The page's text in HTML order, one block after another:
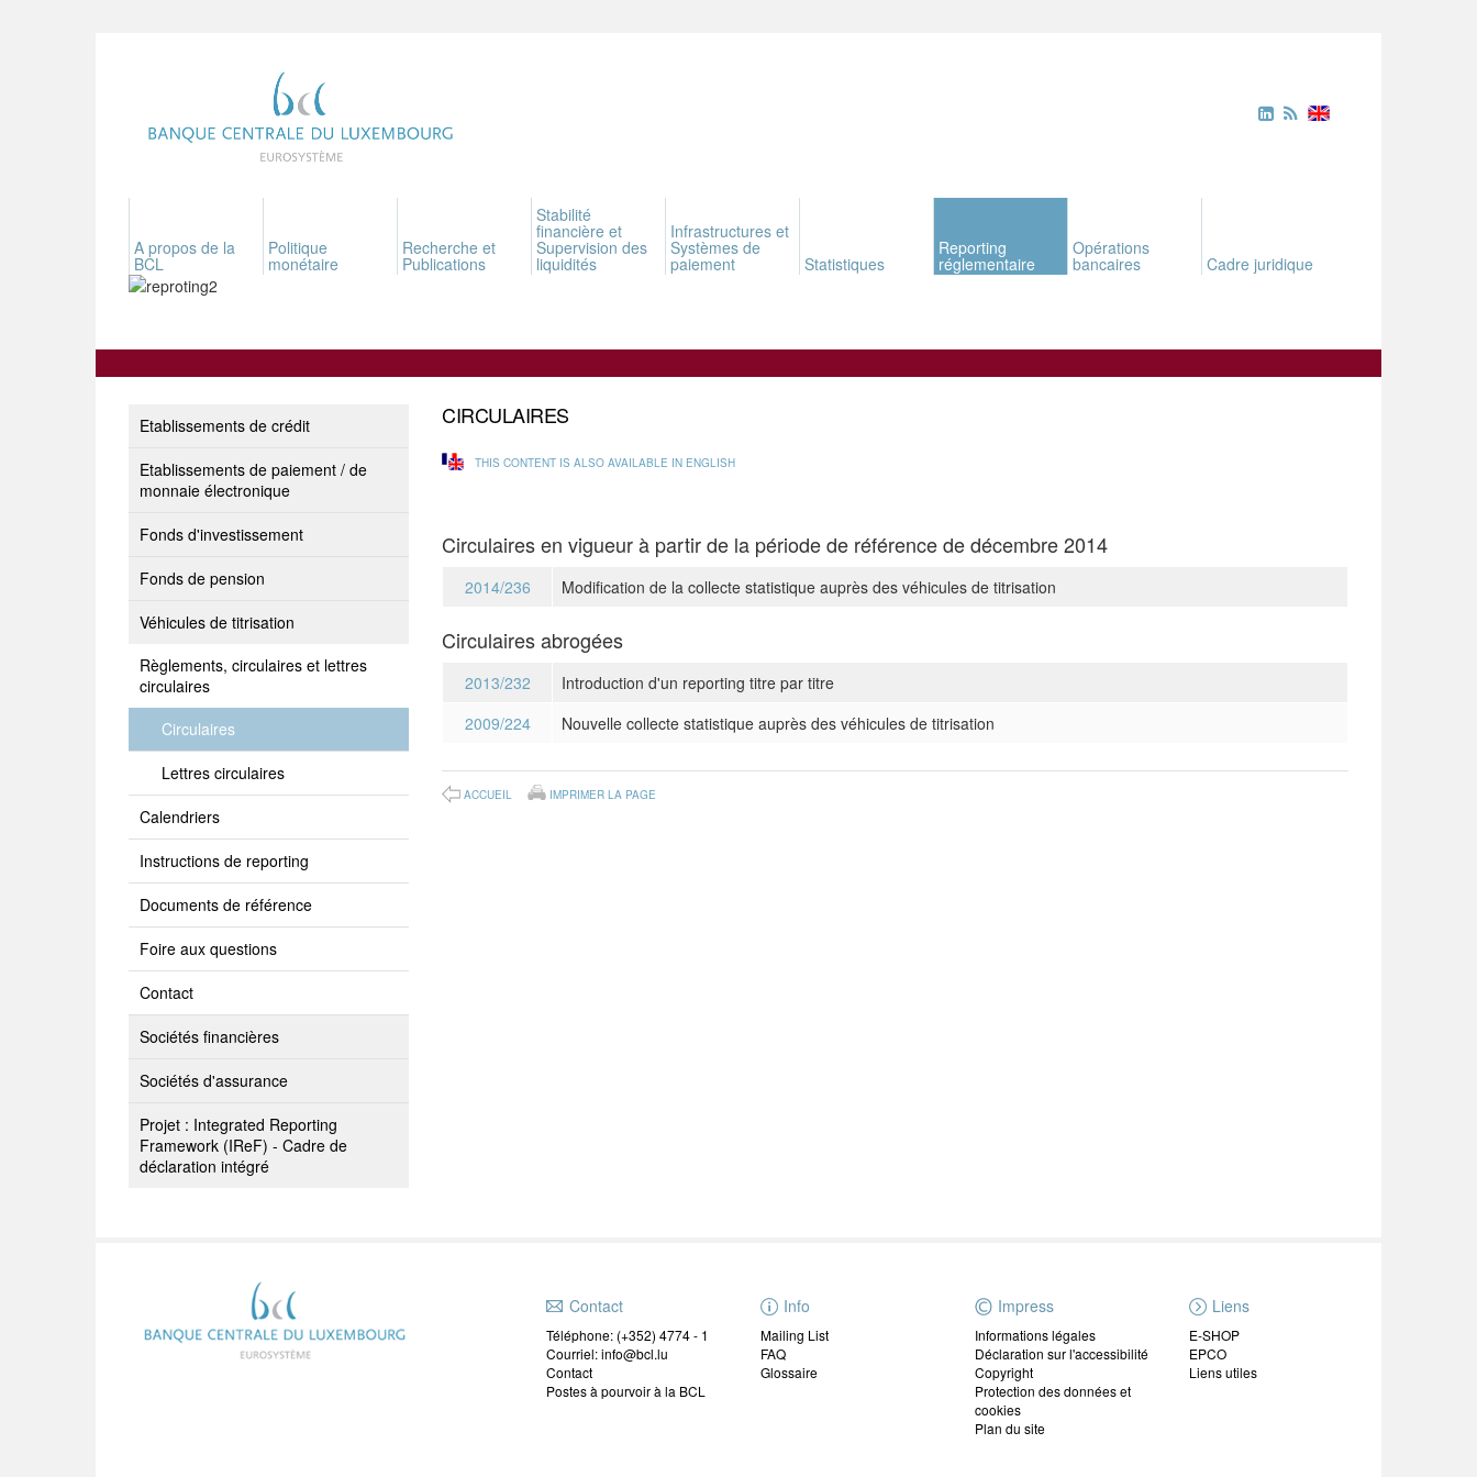
A propos de la
BCL
Politique
monétaire
Recherche et
Publications
Stabilité
financière et
Supervision des
liquidités
Infrastructures et
Systèmes de
paiement Statistiques
Reporting
réglementaire
Opérations
bancaires Cadre juridique
Etablissements de crédit
Etablissements de paiement / de
monnaie électronique
Fonds d'investissement
Fonds de pension
Véhicules de titrisation
Règlements, circulaires et lettres
circulaires
Circulaires
Lettres circulaires
Calendriers
Instructions de reporting
Documents de référence
Foire aux questions
Contact
Sociétés financières
Sociétés d'assurance
Projet : Integrated Reporting
Framework (IReF) - Cadre de
déclaration intégré
CIRCULAIRES
THIS CONTENT IS ALSO AVAILABLE IN ENGLISH
Circulaires en vigueur à partir de la période de référence de décembre 2014
2014/236 Modification de la collecte statistique auprès des véhicules de titrisation
Circulaires abrogées
2013/232
Introduction d'un reporting titre par titre
2009/224
Nouvelle collecte statistique auprès des véhicules de titrisation
ACCUEIL IMPRIMER LA PAGE
Contact
Téléphone: (+352) 4774 - 1
Courriel: info@bcl.lu
Contact
Postes à pourvoir à la BCL
Info
Mailing List
FAQ
Glossaire
Impress
Informations légales
Déclaration sur l'accessibilité
Copyright
Protection des données et
cookies
Plan du site
Liens
E-SHOP
EPCO
Liens utiles